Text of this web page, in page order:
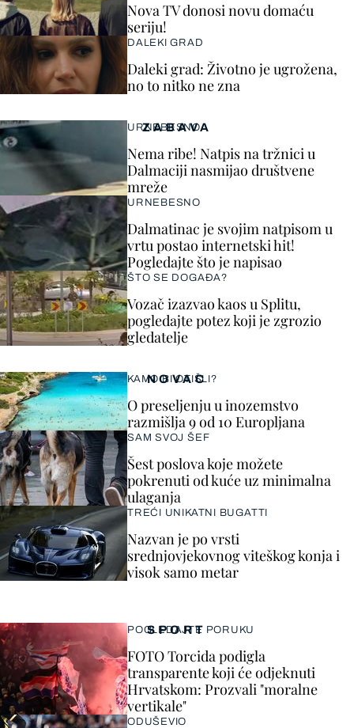
ZABAVA
URNEBESNO
Nema ribe! Natpis na tržnici u
Dalmaciji nasmijao društvene
mreže
URNEBESNO
Dalmatinac je svojim natpisom u
vrtu postao internetski hit!
Pogledajte što je napisao
ŠTO SE DOGAĐA?
Vozač izazvao kaos u Splitu,
pogledajte potez koji je zgrozio
gledatelje
SPORT
POGLEDAJTE PORUKU
FOTO Torcida podigla
transparente koji će odjeknuti
Hrvatskom: Prozvali "moralne
vertikale"
ODUŠEVIO
Nova TV donosi novu domaću
seriju!
DALEKI GRAD
Daleki grad: Životno je ugrožena,
no to nitko ne zna
NOVAC
KAMO BI OTIŠLI?
O preseljenju u inozemstvo
razmišlja 9 od 10 Europljana
SAM SVOJ ŠEF
Šest poslova koje možete
pokrenuti od kuće uz minimalna
ulaganja
TREĆI UNIKATNI BUGATTI
Nazvan je po vrsti
srednjovjekovnog viteškog konja i
visok samo metar